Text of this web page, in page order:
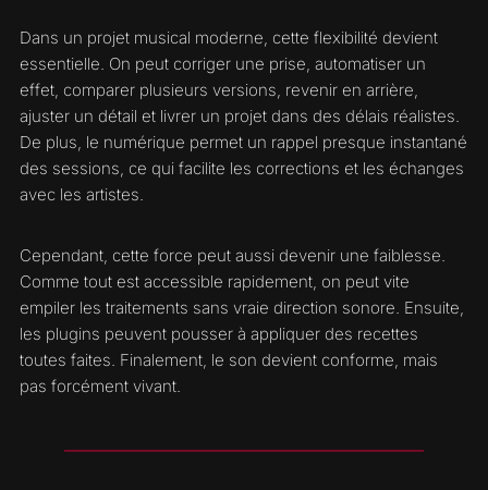
Dans un projet musical moderne, cette flexibilité devient
essentielle. On peut corriger une prise, automatiser un
effet, comparer plusieurs versions, revenir en arrière,
ajuster un détail et livrer un projet dans des délais réalistes.
De plus, le numérique permet un rappel presque instantané
des sessions, ce qui facilite les corrections et les échanges
avec les artistes.
Cependant, cette force peut aussi devenir une faiblesse.
Comme tout est accessible rapidement, on peut vite
empiler les traitements sans vraie direction sonore. Ensuite,
les plugins peuvent pousser à appliquer des recettes
toutes faites. Finalement, le son devient conforme, mais
pas forcément vivant.